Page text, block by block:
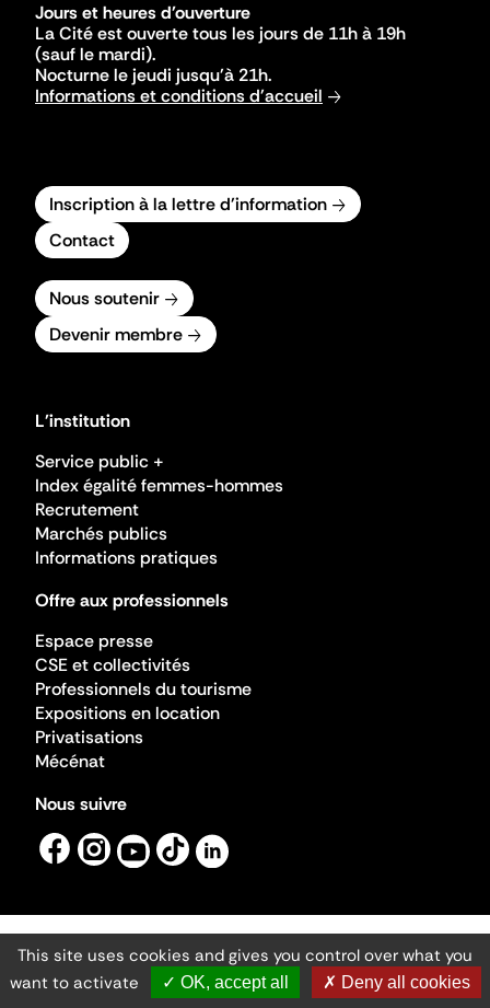
Jours et heures d'ouverture
La Cité est ouverte tous les jours de 11h à 19h
(sauf le mardi).
Nocturne le jeudi jusqu'à 21h.
Informations et conditions d'accueil
Inscription à la lettre d'information
Contact
Nous soutenir
Devenir membre
L'institution
Service public +
Index égalité femmes-hommes
Recrutement
Marchés publics
Informations pratiques
Offre aux professionnels
Espace presse
CSE et collectivités
Professionnels du tourisme
Expositions en location
Privatisations
Mécénat
Nous suivre
Mentions légales
Gestion des cookies
Accessibilité numérique
Ministère de la Culture ©2026
This site uses cookies and gives you control over what you
want to activate
✓ OK, accept all ✗ Deny all cookies